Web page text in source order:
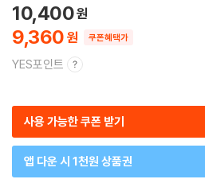
9,360
10,400
쿠폰혜택가
YES포인트
사용 가능한 쿠폰 받기
앱 다운 시 1천원 상품권